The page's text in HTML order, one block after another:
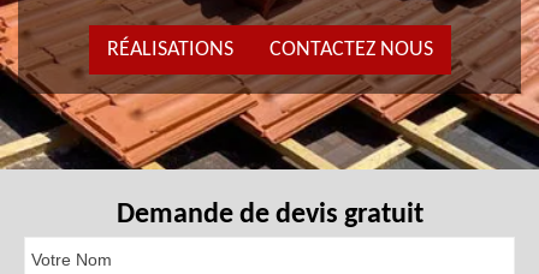
RÉALISATIONS CONTACTEZ NOUS
Demande de devis gratuit